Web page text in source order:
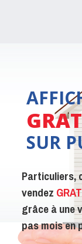
SUR
Particuliers,
vendez
grâce à une
pas mois en